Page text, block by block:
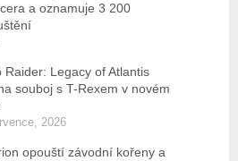
a oznamuje 3 200
Raider: Legacy of Atlantis
souboj s T-Rexem v novém
2026
opouští závodní kořeny a